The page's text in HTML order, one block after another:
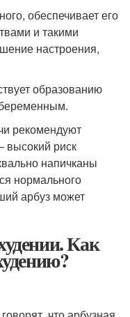
обеспечивает его
и такими
настроения,
образованию
рекомендуют
риск
напичканы
нормального
арбуз может
Как